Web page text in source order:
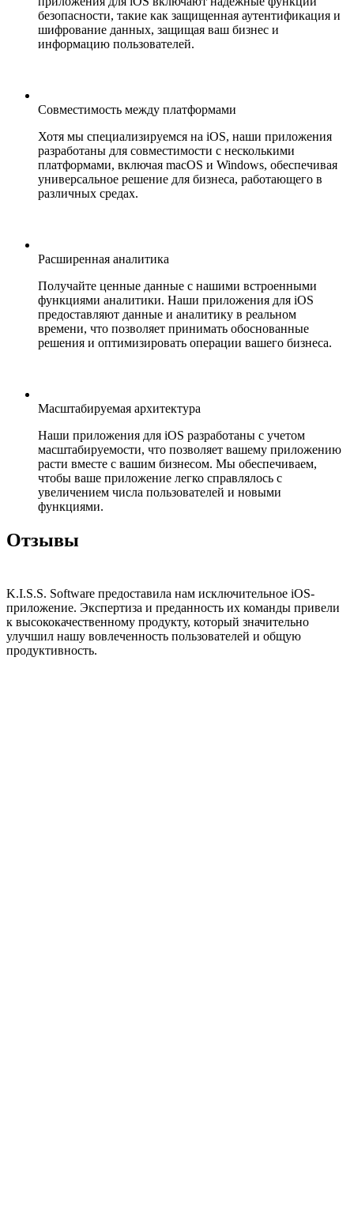
безопасности, такие как защищенная аутентификация и
шифрование данных, защищая ваш бизнес и
информацию пользователей.
Совместимость между платформами
Хотя мы специализируемся на iOS, наши приложения
разработаны для совместимости с несколькими
платформами, включая macOS и Windows, обеспечивая
универсальное решение для бизнеса, работающего в
различных средах.
Расширенная аналитика
Получайте ценные данные с нашими встроенными
функциями аналитики. Наши приложения для iOS
предоставляют данные и аналитику в реальном
времени, что позволяет принимать обоснованные
решения и оптимизировать операции вашего бизнеса.
Масштабируемая архитектура
Наши приложения для iOS разработаны с учетом
масштабируемости, что позволяет вашему приложению
расти вместе с вашим бизнесом. Мы обеспечиваем,
чтобы ваше приложение легко справлялось с
увеличением числа пользователей и новыми
функциями.
Отзывы
K.I.S.S. Software предоставила нам исключительное iOS-
приложение. Экспертиза и преданность их команды привели
к высококачественному продукту, который значительно
улучшил нашу вовлеченность пользователей и общую
продуктивность.